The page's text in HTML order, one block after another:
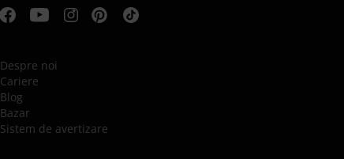
Despre noi
Cariere
Blog
Bazar
Sistem de avertizare